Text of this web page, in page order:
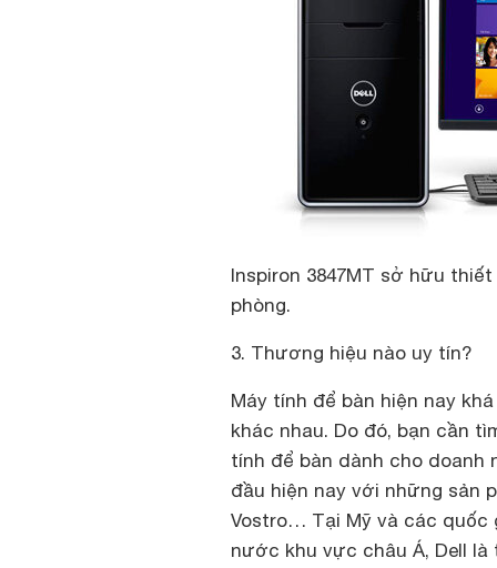
Inspiron 3847MT sở hữu
phòng.
3. Thương hiệu nào uy tín?
Máy tính để bàn hiện nay
khác nhau. Do đó, bạn cần
tính để bàn dành cho doanh
đầu hiện nay với những sản
Vostro… Tại Mỹ và các quốc
nước khu vực châu Á, Dell